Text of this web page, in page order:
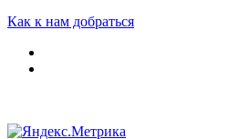
Как к нам добраться